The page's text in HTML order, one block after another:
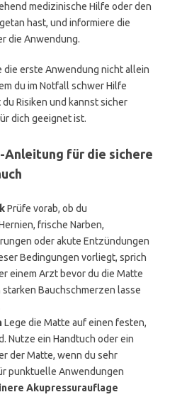
medizinische Hilfe oder den
hast, und informiere die
die Anwendung.
die erste Anwendung nicht allein
du im Notfall schwer Hilfe
Risiken und kannst sicher
dich geeignet ist.
für die sichere
Prüfe vorab, ob du
frische Narben,
oder akute Entzündungen
Bedingungen vorliegt, sprich
einem Arzt bevor du die Matte
Bauchschmerzen lasse
Lege die Matte auf einen festen,
Nutze ein Handtuch oder ein
der Matte, wenn du sehr
punktuelle Anwendungen
Akupressurauflage